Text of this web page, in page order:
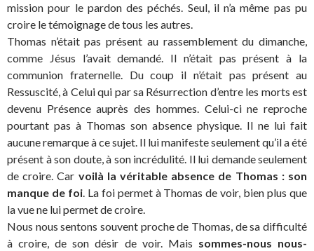
mission pour le pardon des péchés. Seul, il n’a même pas pu
croire le témoignage de tous les autres.
Thomas n’était pas présent au rassemblement du dimanche,
comme Jésus l’avait demandé. Il n’était pas présent à la
communion fraternelle. Du coup il n’était pas présent au
Ressuscité, à Celui qui par sa Résurrection d’entre les morts est
devenu Présence auprès des hommes. Celui-ci ne reproche
pourtant pas à Thomas son absence physique. Il ne lui fait
aucune remarque à ce sujet. Il lui manifeste seulement qu’il a été
présent à son doute, à son incrédulité. Il lui demande seulement
de croire. Car voilà la véritable absence de Thomas : son
manque de foi. La foi permet à Thomas de voir, bien plus que
la vue ne lui permet de croire.
Nous nous sentons souvent proche de Thomas, de sa difficulté
à croire, de son désir de voir. Mais sommes-nous nous-